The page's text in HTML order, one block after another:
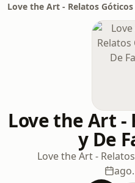
Love the Art - Relatos
Love the Art -
y De
Love the Art -